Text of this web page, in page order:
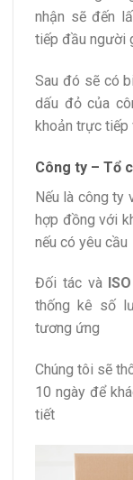
nhận sẽ đến
tiếp đầu người
Sau đó sẽ có
dấu đỏ của
khoản trực tiếp
Công ty – Tổ
Nếu là công ty
hợp đồng với
nếu có yêu cầu
Đối tác và
thống kê số
tương ứng
Chúng tôi sẽ
10 ngày để
tiết